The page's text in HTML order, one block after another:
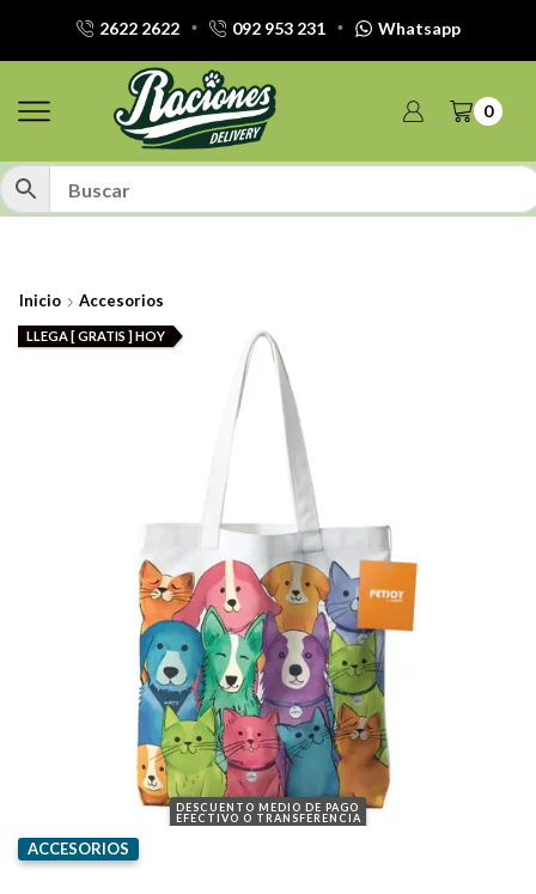
2622 2622 092 953 231 Whatsapp
0
Inicio Accesorios
DESCUENTO MEDIO DE PAGO
EFECTIVO O TRANSFERENCIA
LLEGA [ GRATIS ] HOY
ACCESORIOS